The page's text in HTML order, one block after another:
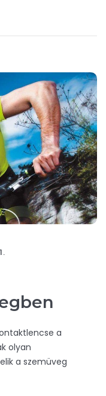
a
olyan
a szemüveg